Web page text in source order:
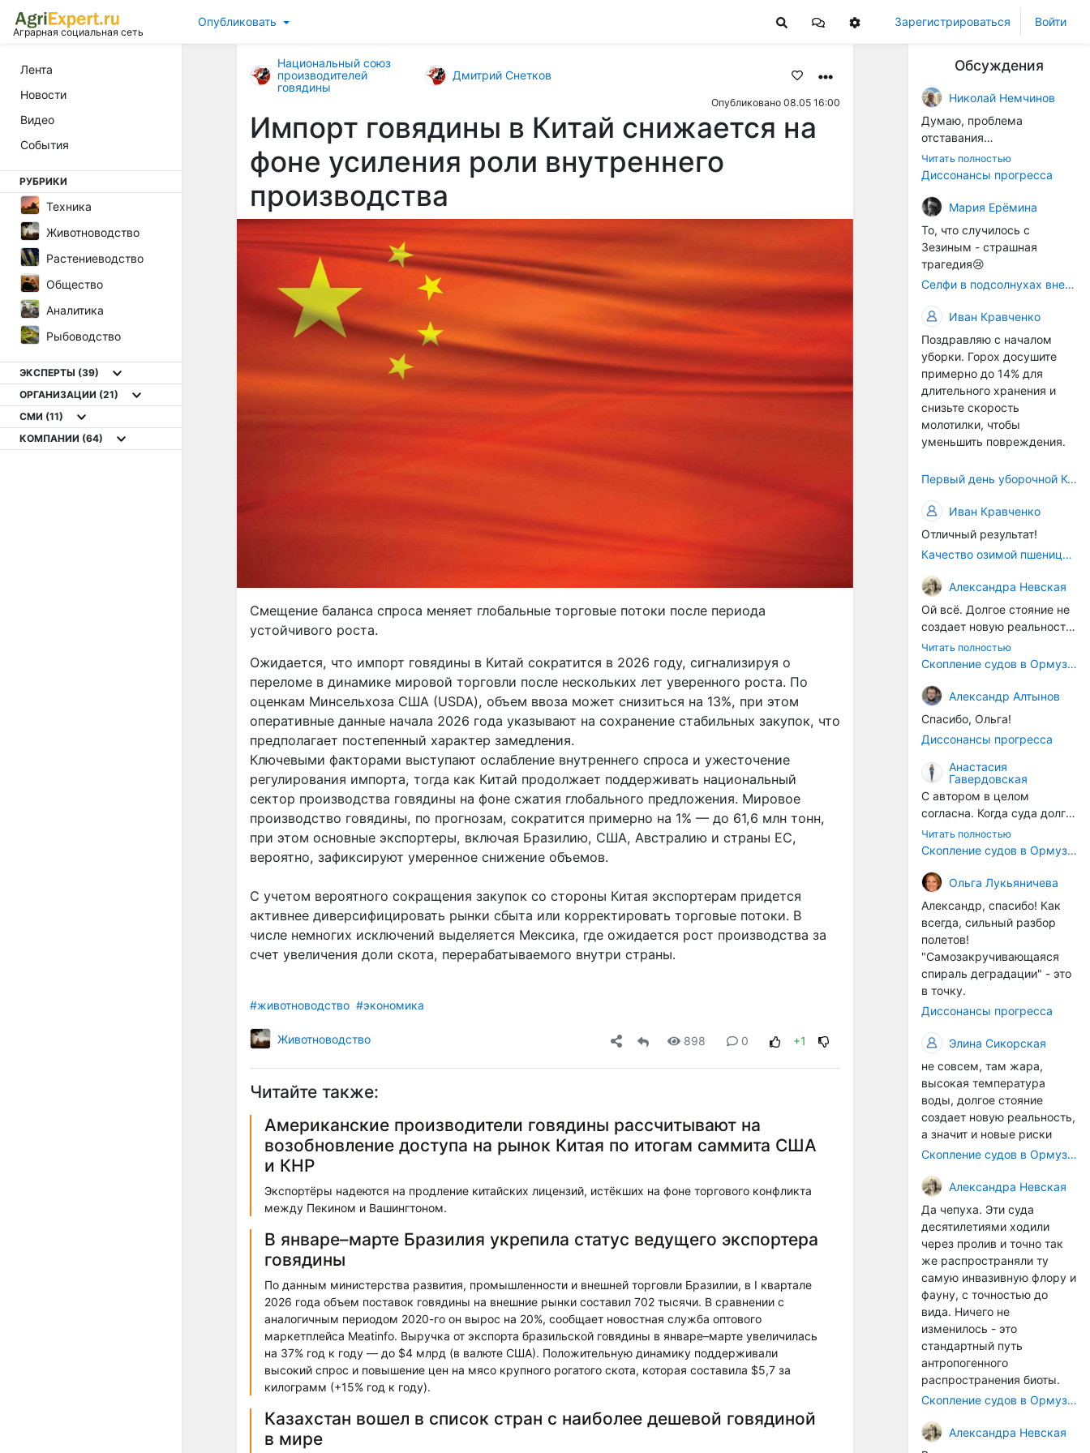
Аграрная социальная сеть
Опубликовать Зарегистрироваться Войти
Лента
Новости
Видео
События
РУБРИКИ
Техника
Животноводство
Растениеводство
Общество
Аналитика
Рыбоводство
ЭКСПЕРТЫ (39)
ОРГАНИЗАЦИИ (21)
СМИ (11)
КОМПАНИИ (64)
Национальный союз
производителей
говядины
Дмитрий Снетков
Опубликовано 08.05 16:00
Импорт говядины в Китай снижается на
фоне усиления роли внутреннего
производства
Смещение баланса спроса меняет глобальные торговые потоки после периода
устойчивого роста.
Ожидается, что импорт говядины в Китай сократится в 2026 году, сигнализируя о
переломе в динамике мировой торговли после нескольких лет уверенного роста. По
оценкам Минсельхоза США (USDA), объем ввоза может снизиться на 13%, при этом
оперативные данные начала 2026 года указывают на сохранение стабильных закупок, что
предполагает постепенный характер замедления.
Ключевыми факторами выступают ослабление внутреннего спроса и ужесточение
регулирования импорта, тогда как Китай продолжает поддерживать национальный
сектор производства говядины на фоне сжатия глобального предложения. Мировое
производство говядины, по прогнозам, сократится примерно на 1% — до 61,6 млн тонн,
при этом основные экспортеры, включая Бразилию, США, Австралию и страны ЕС,
вероятно, зафиксируют умеренное снижение объемов.
С учетом вероятного сокращения закупок со стороны Китая экспортерам придется
активнее диверсифицировать рынки сбыта или корректировать торговые потоки. В
числе немногих исключений выделяется Мексика, где ожидается рост производства за
счет увеличения доли скота, перерабатываемого внутри страны.
#животноводство #экономика
Животноводство 898 0 +1
Читайте также:
Американские производители говядины рассчитывают на
возобновление доступа на рынок Китая по итогам саммита США
и КНР
Экспортёры надеются на продление китайских лицензий, истёкших на фоне торгового конфликта
между Пекином и Вашингтоном.
В январе–марте Бразилия укрепила статус ведущего экспортера
говядины
По данным министерства развития, промышленности и внешней торговли Бразилии, в I квартале
2026 года объем поставок говядины на внешние рынки составил 702 тысячи. В сравнении с
аналогичным периодом 2020-го он вырос на 20%, сообщает новостная служба оптового
маркетплейса Meatinfo. Выручка от экспорта бразильской говядины в январе–марте увеличилась
на 37% год к году — до $4 млрд (в валюте США). Положительную динамику поддерживали
высокий спрос и повышение цен на мясо крупного рогатого скота, которая составила $5,7 за
килограмм (+15% год к году).
Казахстан вошел в список стран с наиболее дешевой говядиной
в мире
Обсуждения
Николай Немчинов
Думаю, проблема
отставания
технологичности
оборудования в
окажется связана с
кадрами. Их надо будет
все больше, чтобы
затыкать
образовывающиеся
технологические дыры. И
это в рамках
существующих реалий для
людей принимающих
решения как раз хорошо,
само село окажется при
деле, да и количество
задействованных в
сельхозпоризводстве
кадров таким образом
Читать полностью
Диссонансы прогресса
Мария Ерёмина
То, что случилось с
Зезиным - страшная
трагедия😢
Селфи в подсолнухах вне закона: За проникновение на сельхозземли без разрешения хотят штрафовать
Иван Кравченко
Поздравляю с началом
уборки. Горох досушите
примерно до 14% для
длительного хранения и
снизьте скорость
молотилки, чтобы
уменьшить повреждения.
Первый день уборочной Компании 2026🫡Считаю открытым.
Иван Кравченко
Отличный результат!
Качество озимой пшеницы 2026 год
Александра Невская
Ой всё. Долгое стояние не
создает новую реальность.
Морские организмы всегда
накапливаются на судах.
на чистку от тех самых
организмов. И год за
годом, век за веком суда
разносят эти самые
организмы по пути
следования.
Читать полностью
Скопление судов в Ормузском проливе грозит катастрофическим распространением инвазивных видов
Александр Алтынов
Спасибо, Ольга!
Диссонансы прогресса
Анастасия
Гавердовская
С автором в целом
согласна. Когда суда долго
стоят в теплой воде, на их
корпусах активно
организмы, и потом они
могут быть перенесены в
другие регионы. Поэтому
проблема вполне реальная
— просто я бы говорила не
о неизбежной катастрофе,
а о повышенном риске,
который нельзя
игнорировать. А так да 👍
Читать полностью
Скопление судов в Ормузском проливе грозит катастрофическим распространением инвазивных видов
Ольга Лукьяничева
Александр, спасибо! Как
всегда, сильный разбор
полетов!
"Самозакручивающаяся
спираль деградации" - это
в точку.
Диссонансы прогресса
Элина Сикорская
не совсем, там жара,
высокая температура
воды, долгое стояние
создает новую реальность,
а значит и новые риски
Скопление судов в Ормузском проливе грозит катастрофическим распространением инвазивных видов
Александра Невская
Да чепуха. Эти суда
десятилетиями ходили
через пролив и точно так
же распространяли ту
самую инвазивную флору и
фауну, с точностью до
вида. Ничего не
изменилось - это
стандартный путь
антропогенного
распространения биоты.
Скопление судов в Ормузском проливе грозит катастрофическим распространением инвазивных видов
Александра Невская